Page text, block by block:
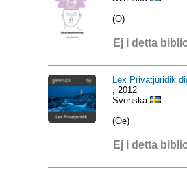
(O)
Ej i detta
Lex Privatjuridik
, 2012
Svenska
(Oe)
Ej i detta